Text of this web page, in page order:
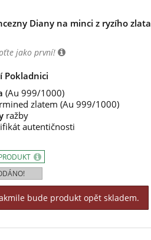
Diany na minci z ryzího zlata
jako první!
Pokladnici
(Au 999/1000)
zlatem (Au 999/1000)
ražby
autentičnosti
bude produkt opět skladem.